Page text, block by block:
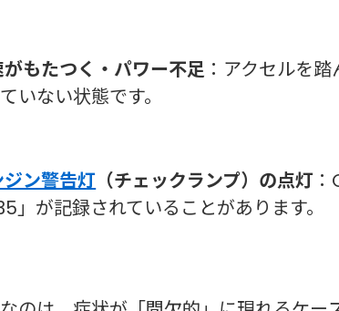
もたつく・パワー不足 ：アクセルを
いない状態です。
ジン警告灯 （チェックランプ）の点灯
」が記録されていることがあります。